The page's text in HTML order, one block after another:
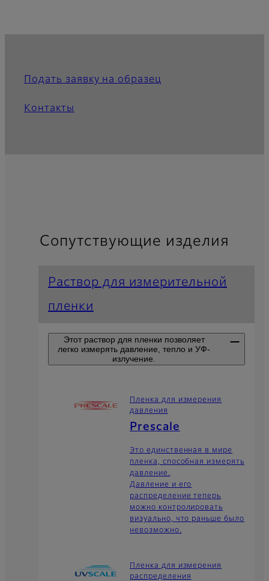
Подать заявку на образец
Контакты
Сопутствующие изделия
Раствор для измерительной
пленки
Этот раствор для пленки позволяет
легко измерять давление, тепло и УФ-
излучение.
Пленка для измерения
давления
Prescale
Это единственная в мире
пленка, способная измерять
давление.
Давление и его
распределение теперь
можно контролировать
визуально, что раньше было
невозможно.
Пленка для измерения
распределения